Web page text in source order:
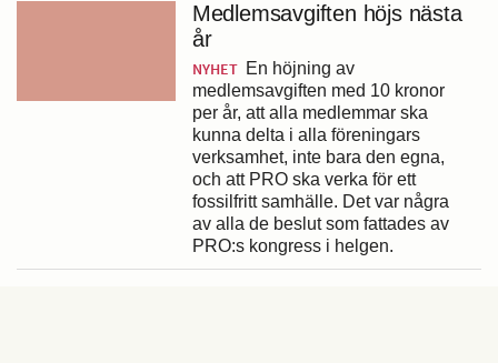
Medlemsavgiften höjs nästa
år
NYHET En höjning av
medlemsavgiften med 10 kronor
per år, att alla medlemmar ska
kunna delta i alla föreningars
verksamhet, inte bara den egna,
och att PRO ska verka för ett
fossilfritt samhälle. Det var några
av alla de beslut som fattades av
PRO:s kongress i helgen.